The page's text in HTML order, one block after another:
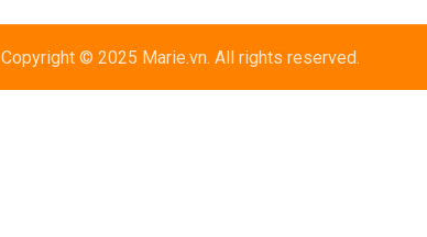
Copyright © 2025 Marie.vn. All rights reserved.